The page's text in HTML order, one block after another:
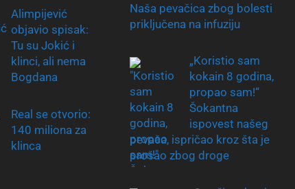
Alimpijević
objavio spisak:
Tu su Jokić i
klinci, ali nema
Bogdana
Real se otvorio:
140 miliona za
klinca
Naša pevačica zbog bolesti
priključena na infuziju
„Koristio sam
kokain 8 godina,
propao sam!“
Šokantna
ispovest našeg
pevača, ispričao kroz šta je
prošao zbog droge